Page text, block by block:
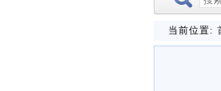
当前位置: